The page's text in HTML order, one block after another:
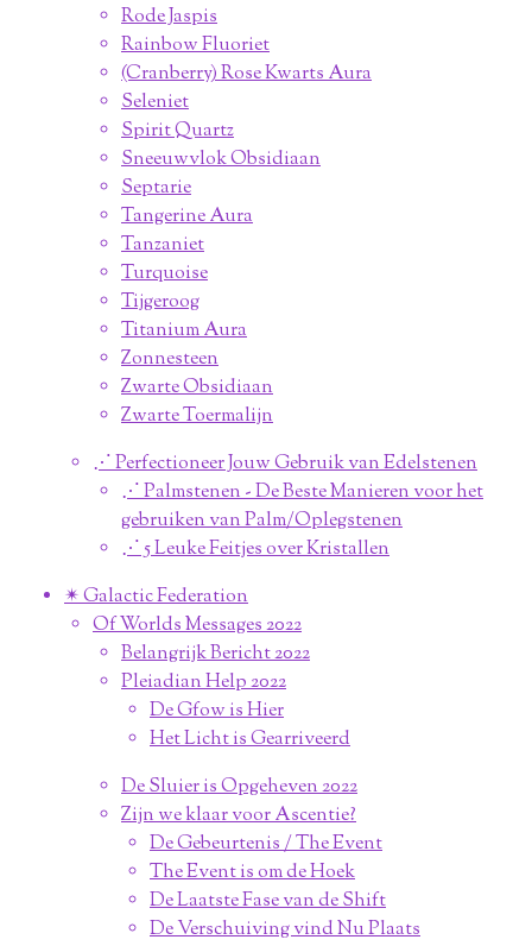
Rode Jaspis
Rainbow Fluoriet
(Cranberry) Rose Kwarts Aura
Seleniet
Spirit Quartz
Sneeuwvlok Obsidiaan
Septarie
Tangerine Aura
Tanzaniet
Turquoise
Tijgeroog
Titanium Aura
Zonnesteen
Zwarte Obsidiaan
Zwarte Toermalijn
⋰ Perfectioneer Jouw Gebruik van Edelstenen
⋰ Palmstenen - De Beste Manieren voor het
gebruiken van Palm/Oplegstenen
⋰ 5 Leuke Feitjes over Kristallen
✴︎ Galactic Federation
Of Worlds Messages 2022
Belangrijk Bericht 2022
Pleiadian Help 2022
De Gfow is Hier
Het Licht is Gearriveerd
De Sluier is Opgeheven 2022
Zijn we klaar voor Ascentie?
De Gebeurtenis / The Event
The Event is om de Hoek
De Laatste Fase van de Shift
De Verschuiving vind Nu Plaats